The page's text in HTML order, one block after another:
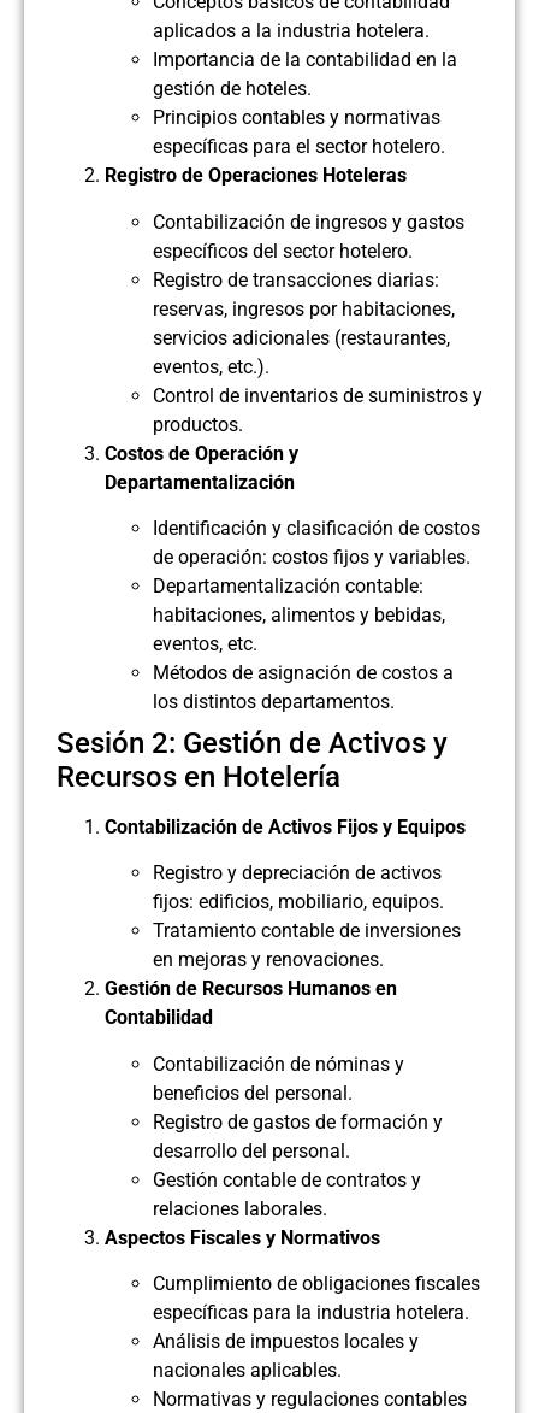
aplicados a la industria hotelera.
Importancia de la contabilidad en la
gestión de hoteles.
Principios contables y normativas
específicas para el sector hotelero.
Registro de Operaciones Hoteleras
Contabilización de ingresos y gastos
específicos del sector hotelero.
Registro de transacciones diarias:
reservas, ingresos por habitaciones,
servicios adicionales (restaurantes,
eventos, etc.).
Control de inventarios de suministros y
productos.
Costos de Operación y
Departamentalización
Identificación y clasificación de costos
de operación: costos fijos y variables.
Departamentalización contable:
habitaciones, alimentos y bebidas,
eventos, etc.
Métodos de asignación de costos a
los distintos departamentos.
Sesión 2: Gestión de Activos y
Recursos en Hotelería
Contabilización de Activos Fijos y Equipos
Registro y depreciación de activos
fijos: edificios, mobiliario, equipos.
Tratamiento contable de inversiones
en mejoras y renovaciones.
Gestión de Recursos Humanos en
Contabilidad
Contabilización de nóminas y
beneficios del personal.
Registro de gastos de formación y
desarrollo del personal.
Gestión contable de contratos y
relaciones laborales.
Aspectos Fiscales y Normativos
Cumplimiento de obligaciones fiscales
específicas para la industria hotelera.
Análisis de impuestos locales y
nacionales aplicables.
Normativas y regulaciones contables